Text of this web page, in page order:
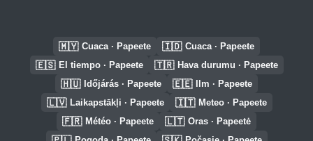
🇲🇾 Cuaca · Papeete 🇮🇩 Cuaca · Papeete
🇪🇸 El tiempo · Papeete 🇹🇷 Hava durumu · Papeete
🇭🇺 Időjárás · Papeete 🇪🇪 Ilm · Papeete
🇱🇻 Laikapstākļi · Papeete 🇮🇹 Meteo · Papeete
🇫🇷 Météo · Papeete 🇱🇹 Oras · Papeetė